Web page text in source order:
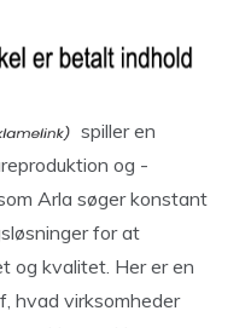
spiller en
og -
Arla søger konstant
for at
og kvalitet. Her er en
hvad virksomheder